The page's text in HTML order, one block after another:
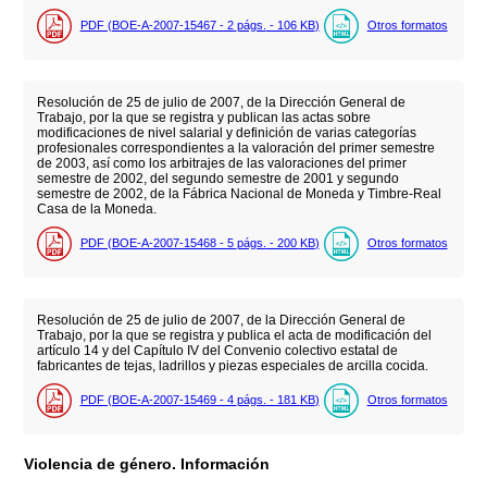
PDF (BOE-A-2007-15467 - 2 págs. - 106 KB) Otros formatos
Resolución de 25 de julio de 2007, de la Dirección General de
Trabajo, por la que se registra y publican las actas sobre
modificaciones de nivel salarial y definición de varias categorías
profesionales correspondientes a la valoración del primer semestre
de 2003, así como los arbitrajes de las valoraciones del primer
semestre de 2002, del segundo semestre de 2001 y segundo
semestre de 2002, de la Fábrica Nacional de Moneda y Timbre-Real
Casa de la Moneda.
PDF (BOE-A-2007-15468 - 5 págs. - 200 KB) Otros formatos
Resolución de 25 de julio de 2007, de la Dirección General de
Trabajo, por la que se registra y publica el acta de modificación del
artículo 14 y del Capítulo IV del Convenio colectivo estatal de
fabricantes de tejas, ladrillos y piezas especiales de arcilla cocida.
PDF (BOE-A-2007-15469 - 4 págs. - 181 KB) Otros formatos
Violencia de género. Información